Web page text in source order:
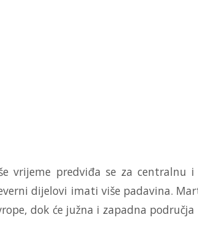
vrijeme predviđa se za centralnu
dijelovi imati više padavina.
dok će južna i zapadna